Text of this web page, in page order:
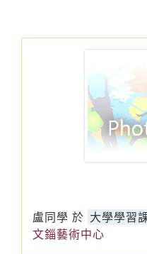
盧同學 於 大學學習
文錙藝術中心